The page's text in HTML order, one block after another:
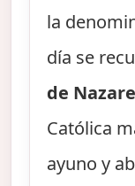
la
día se
de
Católica
ayuno y